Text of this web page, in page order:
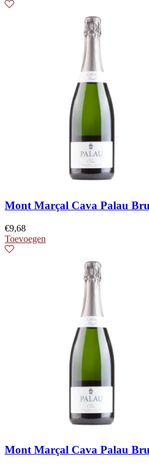
Mont Marçal Cava Palau
€9,68
Toevoegen
Mont Marçal Cava Palau